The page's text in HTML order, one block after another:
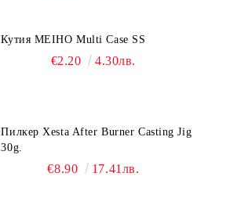
Кутия MEIHO Multi Case SS
€2.20 4.30лв.
Пилкер Xesta After Burner Casting Jig
30g.
€8.90 17.41лв.